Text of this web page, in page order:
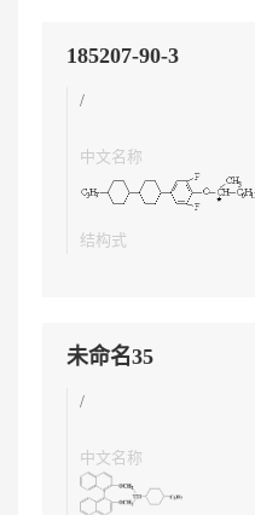
185207-90-3
/
中文名称
结构式
未命名35
/
中文名称